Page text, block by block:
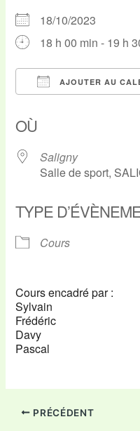
18/10/2023
18 h 00 min - 19 h
AJOUTER AU
OÙ
Saligny
Salle de sport,
TYPE
Cours
Cours encadré par :
Sylvain
Frédéric
Davy
Pascal
PRÉCÉDENT